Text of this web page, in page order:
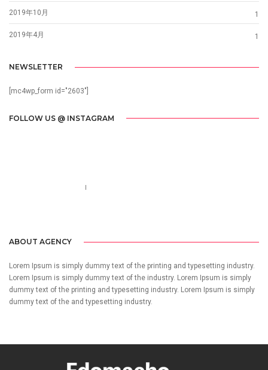
2019年10月 1
2019年4月 1
NEWSLETTER
[mc4wp_form id="2603"]
FOLLOW US @ INSTAGRAM
ABOUT AGENCY
Lorem Ipsum is simply dummy text of the printing and typesetting industry.
Lorem Ipsum is simply dummy text of the industry. Lorem Ipsum is simply
dummy text of the printing and typesetting industry. Lorem Ipsum is simply
dummy text of the and typesetting industry.